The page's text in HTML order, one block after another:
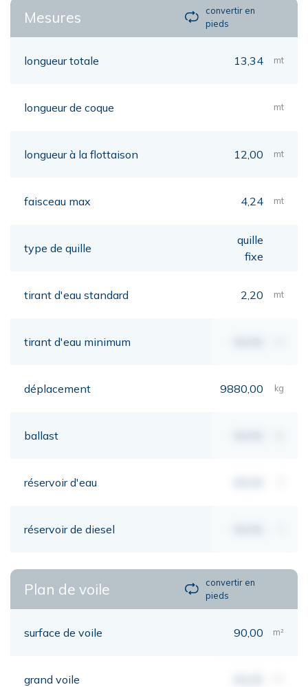
Mesures
convertir en
pieds
longueur totale 13,34 mt
longueur de coque mt
longueur à la flottaison 12,00 mt
faisceau max 4,24 mt
type de quille
quille
fixe
tirant d'eau standard 2,20 mt
tirant d'eau minimum
déplacement 9880,00 kg
ballast
réservoir d'eau
réservoir de diesel
Plan de voile
convertir en
pieds
surface de voile 90,00 m²
grand voile